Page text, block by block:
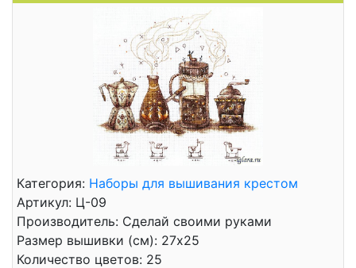
Категория: Наборы для вышивания крестом
Артикул: Ц-09
Производитель: Сделай своими руками
Размер вышивки (см): 27x25
Количество цветов: 25